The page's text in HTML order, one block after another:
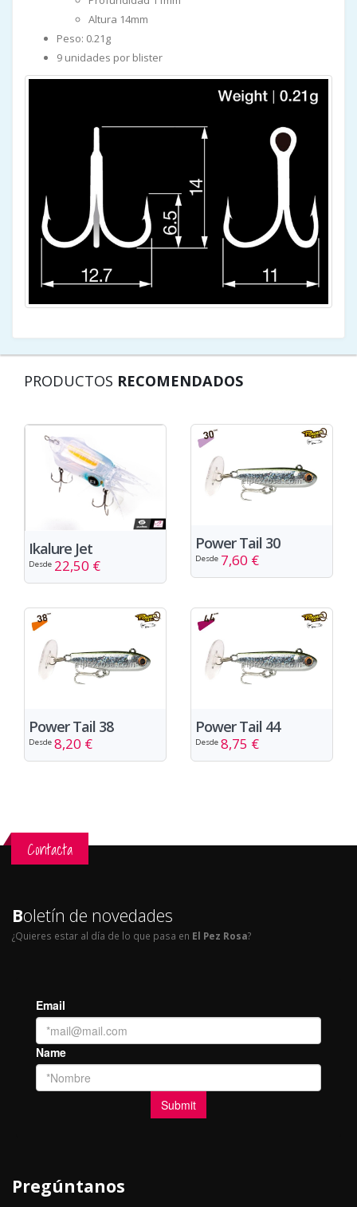
Altura 14mm
Peso: 0.21g
9 unidades por blister
PRODUCTOS RECOMENDADOS
Ikalure Jet
Desde 22,50 €
Power Tail 30
Desde 7,60 €
Power Tail 38
Desde 8,20 €
Power Tail 44
Desde 8,75 €
Contacta
Boletín de novedades
¿Quieres estar al día de lo que pasa en El Pez Rosa?
Pregúntanos